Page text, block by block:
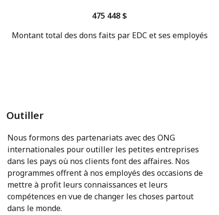
475 448 $
Montant total des dons faits par EDC et ses employés
Outiller
Nous formons des partenariats avec des ONG
internationales pour outiller les petites entreprises
dans les pays où nos clients font des affaires. Nos
programmes offrent à nos employés des occasions de
mettre à profit leurs connaissances et leurs
compétences en vue de changer les choses partout
dans le monde.